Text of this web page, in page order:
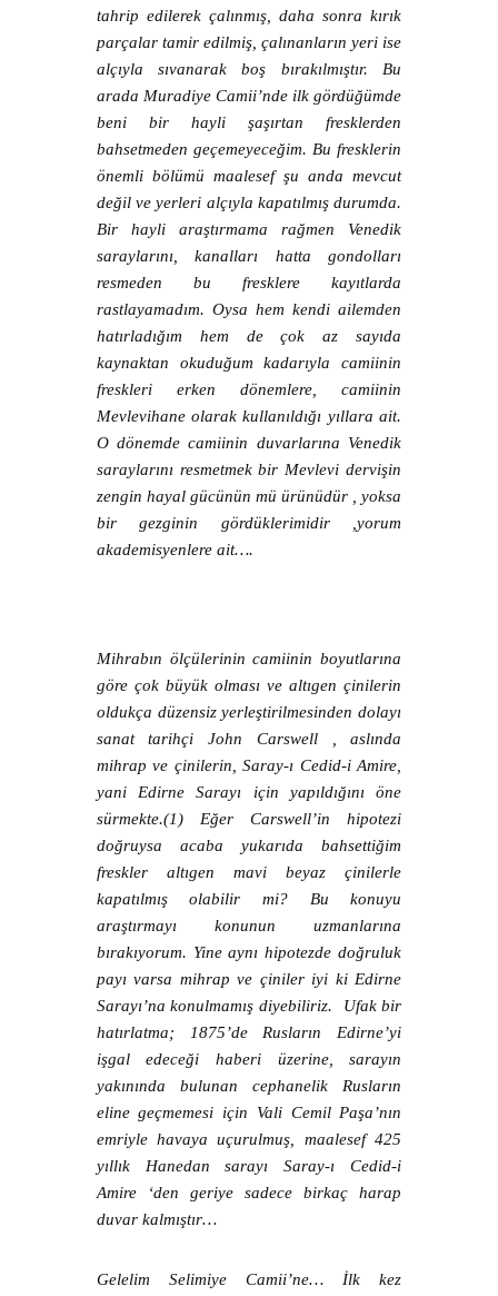
tahrip edilerek çalınmış, daha sonra kırık
parçalar tamir edilmiş, çalınanların yeri ise
alçıyla sıvanarak boş bırakılmıştır. Bu
arada Muradiye Camii’nde ilk gördüğümde
beni bir hayli şaşırtan fresklerden
bahsetmeden geçemeyeceğim. Bu fresklerin
önemli bölümü maalesef şu anda mevcut
değil ve yerleri alçıyla kapatılmış durumda.
Bir hayli araştırmama rağmen Venedik
saraylarını, kanalları hatta gondolları
resmeden bu fresklere kayıtlarda
rastlayamadım. Oysa hem kendi ailemden
hatırladığım hem de çok az sayıda
kaynaktan okuduğum kadarıyla camiinin
freskleri erken dönemlere, camiinin
Mevlevihane olarak kullanıldığı yıllara ait.
O dönemde camiinin duvarlarına Venedik
saraylarını resmetmek bir Mevlevi dervişin
zengin hayal gücünün mü ürünüdür , yoksa
bir gezginin gördüklerimidir ,yorum
akademisyenlere ait….
Mihrabın ölçülerinin camiinin boyutlarına
göre çok büyük olması ve altıgen çinilerin
oldukça düzensiz yerleştirilmesinden dolayı
sanat tarihçi John Carswell , aslında
mihrap ve çinilerin, Saray-ı Cedid-i Amire,
yani Edirne Sarayı için yapıldığını öne
sürmekte.(1) Eğer Carswell’in hipotezi
doğruysa acaba yukarıda bahsettiğim
freskler altıgen mavi beyaz çinilerle
kapatılmış olabilir mi? Bu konuyu
araştırmayı konunun uzmanlarına
bırakıyorum. Yine aynı hipotezde doğruluk
payı varsa mihrap ve çiniler iyi ki Edirne
Sarayı’na konulmamış diyebiliriz. Ufak bir
hatırlatma; 1875’de Rusların Edirne’yi
işgal edeceği haberi üzerine, sarayın
yakınında bulunan cephanelik Rusların
eline geçmemesi için Vali Cemil Paşa’nın
emriyle havaya uçurulmuş, maalesef 425
yıllık Hanedan sarayı Saray-ı Cedid-i
Amire ‘den geriye sadece birkaç harap
duvar kalmıştır…
Gelelim Selimiye Camii’ne… İlk kez